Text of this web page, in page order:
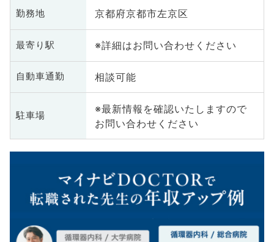
勤務地 京都府京都市左京区
最寄り駅 ※詳細はお問い合わせください
自動車通勤 相談可能
駐車場
※最新情報を確認いたしますので
お問い合わせください